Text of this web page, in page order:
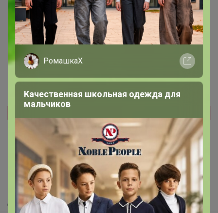
1 2 3 4 5
Показаны записи 1-10из179.
Реклама
Как здесь все устроено?
Как сделать заказ?
Как получить?
Доставка
РомашкаХ
Качественная школьная одежда для
мальчиков